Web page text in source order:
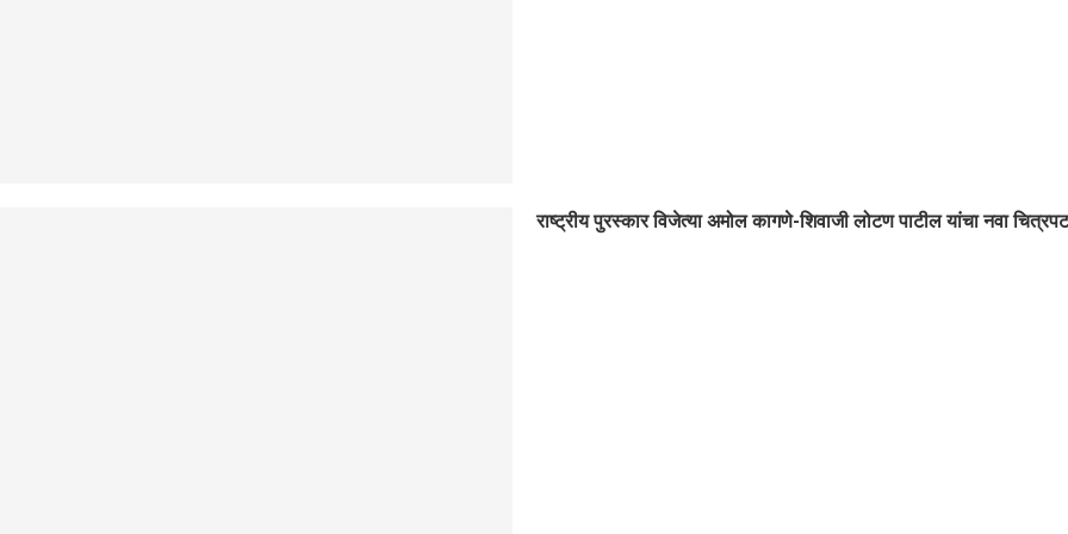
राष्ट्रीय पुरस्कार विजेत्या अमोल कागणे-शिवाजी लोटण पाटील यांचा नवा चित्रपट